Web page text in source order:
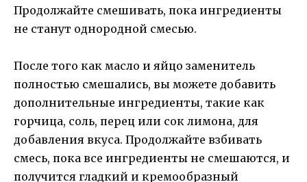
Продолжайте смешивать, пока ингредиенты
не станут однородной смесью.
После того как масло и яйцо заменитель
полностью смешались, вы можете добавить
дополнительные ингредиенты, такие как
горчица, соль, перец или сок лимона, для
добавления вкуса. Продолжайте взбивать
смесь, пока все ингредиенты не смешаются, и
получится гладкий и кремообразный